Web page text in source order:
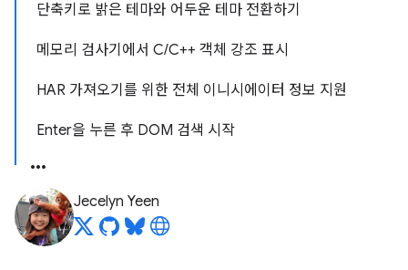
단축키로 밝은 테마와 어두운 테마 전환하기
메모리 검사기에서 C/C++ 객체 강조 표시
HAR 가져오기를 위한 전체 이니시에이터 정보 지원
Enter을 누른 후 DOM 검색 시작
Jecelyn Yeen